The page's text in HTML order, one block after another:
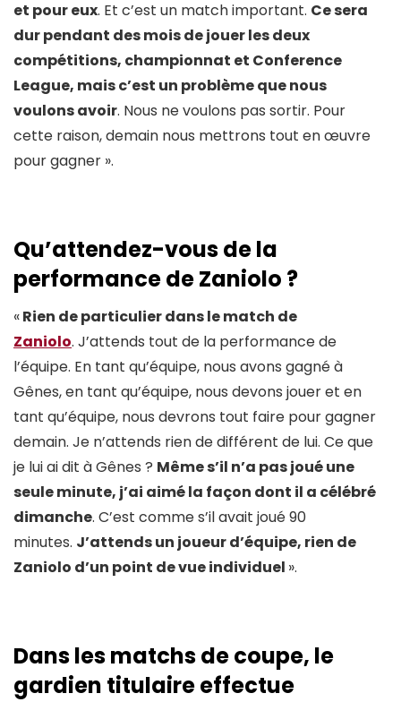
et pour eux. Et c’est un match important. Ce sera
dur pendant des mois de jouer les deux
compétitions, championnat et Conference
League, mais c’est un problème que nous
voulons avoir. Nous ne voulons pas sortir. Pour
cette raison, demain nous mettrons tout en œuvre
pour gagner ».
Qu’attendez-vous de la
performance de Zaniolo ?
«Rien de particulier dans le match de
Zaniolo. J’attends tout de la performance de
l’équipe. En tant qu’équipe, nous avons gagné à
Gênes, en tant qu’équipe, nous devons jouer et en
tant qu’équipe, nous devrons tout faire pour gagner
demain. Je n’attends rien de différent de lui. Ce que
je lui ai dit à Gênes ? Même s’il n’a pas joué une
seule minute, j’ai aimé la façon dont il a célébré
dimanche. C’est comme s’il avait joué 90
minutes. J’attends un joueur d’équipe, rien de
Zaniolo d’un point de vue individuel ».
Dans les matchs de coupe, le
gardien titulaire effectue